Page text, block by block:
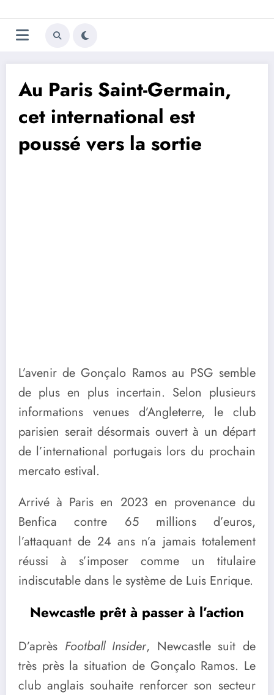
au
contenu
Trivela
L'actualité du football
Au Paris Saint-Germain,
cet international est
poussé vers la sortie
L’avenir de Gonçalo Ramos au PSG semble
de plus en plus incertain. Selon plusieurs
informations venues d’Angleterre, le club
parisien serait désormais ouvert à un départ
de l’international portugais lors du prochain
mercato estival.
Arrivé à Paris en 2023 en provenance du
Benfica contre 65 millions d’euros,
l’attaquant de 24 ans n’a jamais totalement
réussi à s’imposer comme un titulaire
indiscutable dans le système de Luis Enrique.
Newcastle prêt à passer à l’action
D’après Football Insider, Newcastle suit de
très près la situation de Gonçalo Ramos. Le
club anglais souhaite renforcer son secteur